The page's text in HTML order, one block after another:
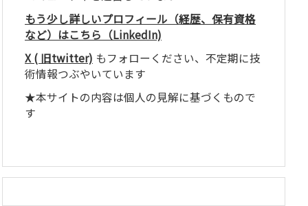
もう少し詳しいプロフィール（経歴、保有資格
など）はこちら（LinkedIn)
X ( 旧twitter) もフォローください、不定期に技
術情報つぶやいています
★本サイトの内容は個人の見解に基づくもので
す